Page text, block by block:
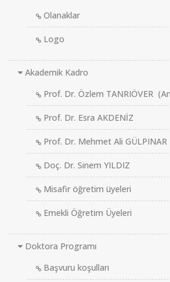
Olanaklar
Logo
Akademik Kadro
Prof. Dr. Özlem TANRIÖVER
Prof. Dr. Esra AKDENİZ
Prof. Dr. Mehmet Ali GÜLPINAR
Doç. Dr. Sinem YILDIZ
Misafir öğretim üyeleri
Emekli Öğretim Üyeleri
Doktora Programı
Başvuru koşulları